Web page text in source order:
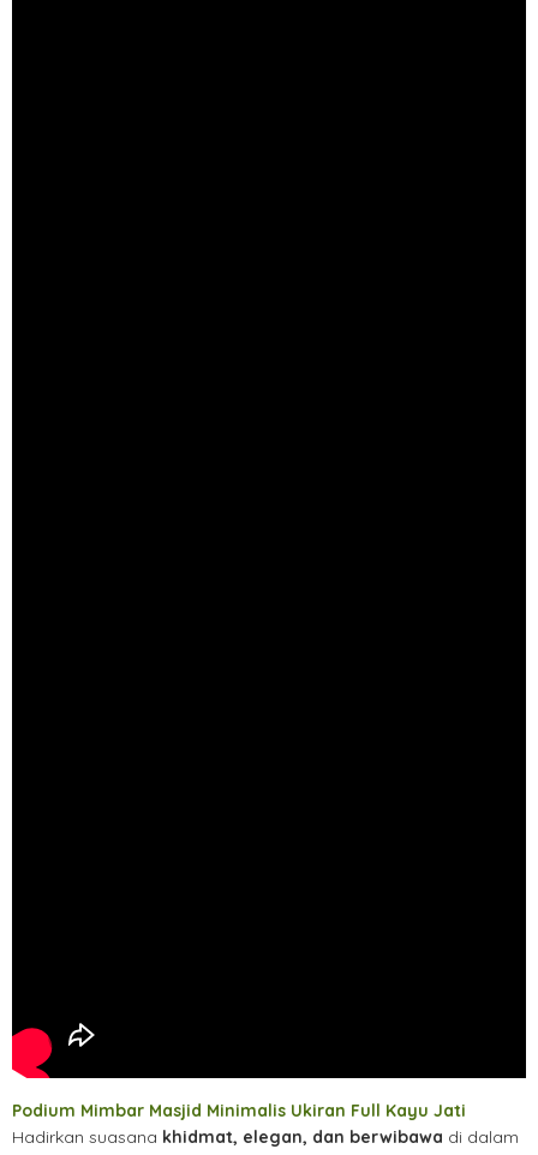
Podium Mimbar Masjid Minimalis Ukiran Full Kayu Jati
Hadirkan suasana khidmat, elegan, dan berwibawa di dalam